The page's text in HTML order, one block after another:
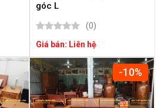
góc L
(0)
Giá bán: Liên hệ
-10%